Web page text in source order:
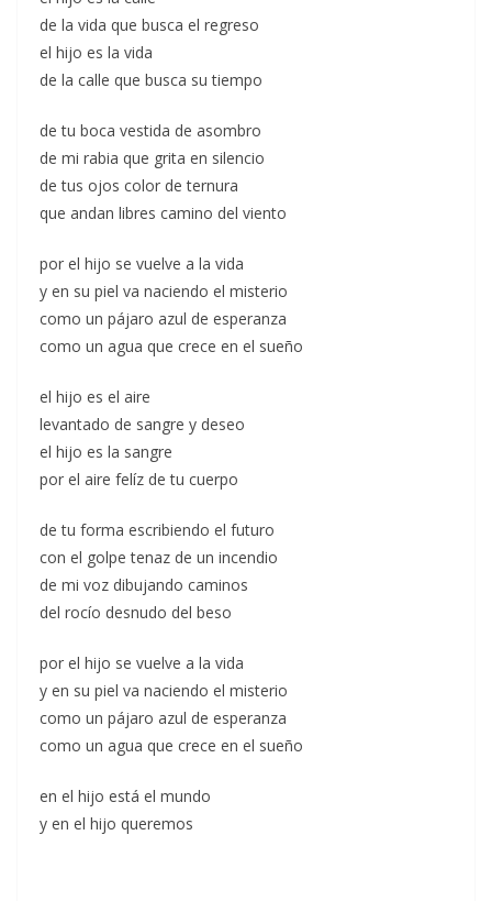
de la vida que busca el regreso
el hijo es la vida
de la calle que busca su tiempo
de tu boca vestida de asombro
de mi rabia que grita en silencio
de tus ojos color de ternura
que andan libres camino del viento
por el hijo se vuelve a la vida
y en su piel va naciendo el misterio
como un pájaro azul de esperanza
como un agua que crece en el sueño
el hijo es el aire
levantado de sangre y deseo
el hijo es la sangre
por el aire felíz de tu cuerpo
de tu forma escribiendo el futuro
con el golpe tenaz de un incendio
de mi voz dibujando caminos
del rocío desnudo del beso
por el hijo se vuelve a la vida
y en su piel va naciendo el misterio
como un pájaro azul de esperanza
como un agua que crece en el sueño
en el hijo está el mundo
y en el hijo queremos